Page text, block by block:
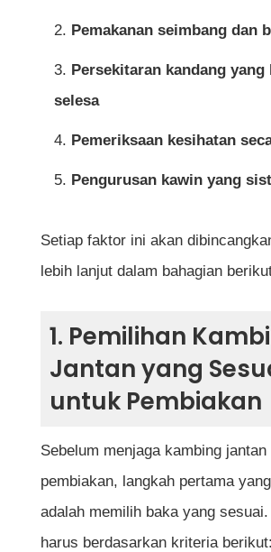
Berapa ekor kambing betina
oleh seekor kambing jantan?
mula digunakan untuk
jantan subur dan sihat?
Apakah tanda-tanda bahawa
jantan mengalami masalah
selepas musim pembiakan?
Apakah makanan terbaik
meningkatkan kesuburan
Pemakanan seimbang dan
Persekitaran kandang yang
selesa
Pemeriksaan kesihatan
Pengurusan kawin yang
Setiap faktor ini akan
lebih lanjut dalam bahagian
1. Pemilihan
Jantan yang
untuk Pembiakan
Sebelum menjaga kambing jantan
pembiakan, langkah pertama
adalah memilih baka yang
harus berdasarkan kriteria berikut: